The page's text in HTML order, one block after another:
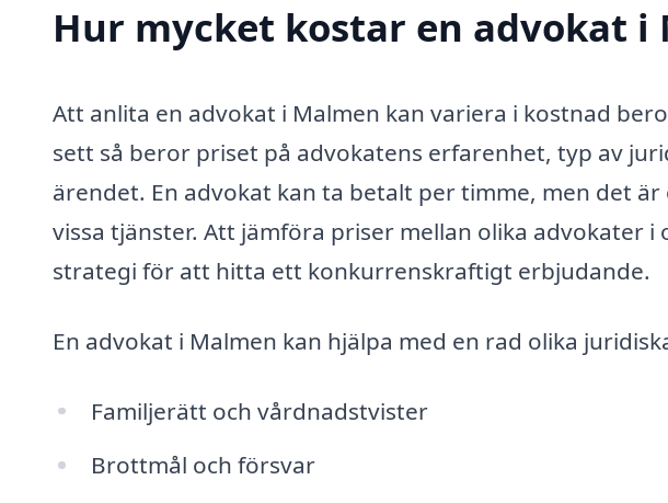
Hur mycket kostar en advokat i
Att anlita en advokat i Malmen kan variera i kostnad
sett så beror priset på advokatens erfarenhet, typ av
ärendet. En advokat kan ta betalt per timme, men det
vissa tjänster. Att jämföra priser mellan olika advokater
strategi för att hitta ett konkurrenskraftigt erbjudande.
En advokat i Malmen kan hjälpa med en rad olika
Familjerätt och vårdnadstvister
Brottmål och försvar